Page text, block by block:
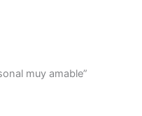
muy amable”